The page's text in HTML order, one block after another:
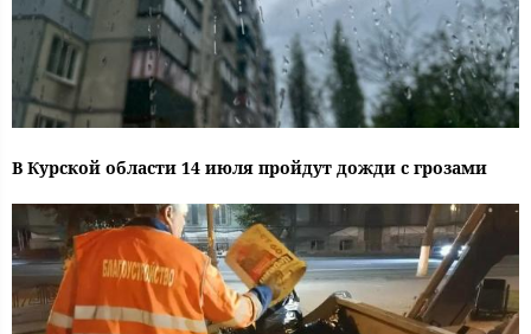
В Курской области 14 июля пройдут дожди с грозами